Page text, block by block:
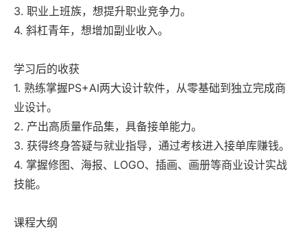
3. 职业上班族，想提升职业竞争力。
4. 斜杠青年，想增加副业收入。
学习后的收获
1. 熟练掌握PS+AI两大设计软件，从零基础到独立完成商
业设计。
2. 产出高质量作品集，具备接单能力。
3. 获得终身答疑与就业指导，通过考核进入接单库赚钱。
4. 掌握修图、海报、LOGO、插画、画册等商业设计实战
技能。
课程大纲